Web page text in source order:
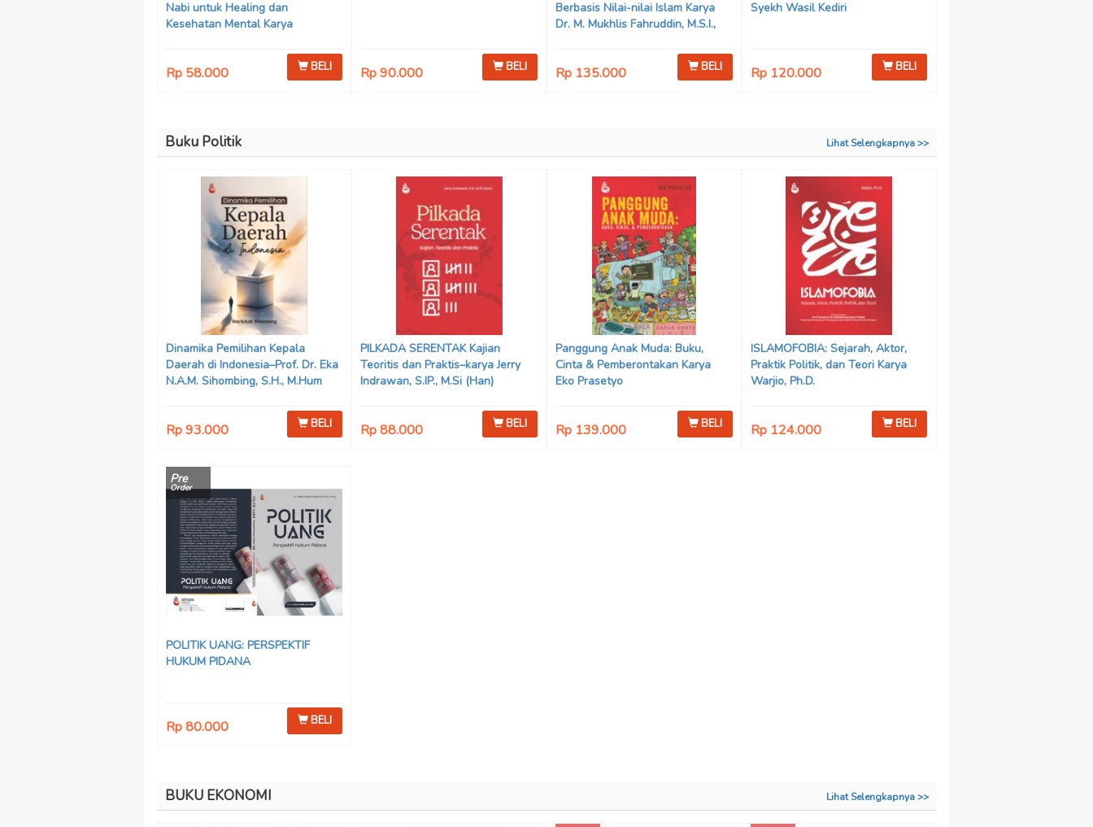
Nabi untuk Healing dan
Kesehatan Mental Karya
Ilham Ramadhan, Lu’lu’atus
Saniyya Fadhila, Avanda Chintya
Rp 58.000 BELI Rp 90.000 BELI
Berbasis Nilai-nilai Islam Karya
Dr. M. Mukhlis Fahruddin, M.S.I.,
Adrenal Stezen, S.H., M.H.
Rp 135.000 BELI
Syekh Wasil Kediri
Rp 120.000 BELI
Buku Politik Lihat Selengkapnya >>
Dinamika Pemilihan Kepala
Daerah di Indonesia–Prof. Dr. Eka
N.A.M. Sihombing, S.H., M.Hum
Rp 93.000 BELI
PILKADA SERENTAK Kajian
Teoritis dan Praktis–karya Jerry
Indrawan, S.IP., M.Si (Han)
Rp 88.000 BELI
Panggung Anak Muda: Buku,
Cinta & Pemberontakan Karya
Eko Prasetyo
Rp 139.000 BELI
ISLAMOFOBIA: Sejarah, Aktor,
Praktik Politik, dan Teori Karya
Warjio, Ph.D.
Rp 124.000 BELI
Pre
Order
POLITIK UANG: PERSPEKTIF
HUKUM PIDANA
Rp 80.000 BELI
BUKU EKONOMI Lihat Selengkapnya >>